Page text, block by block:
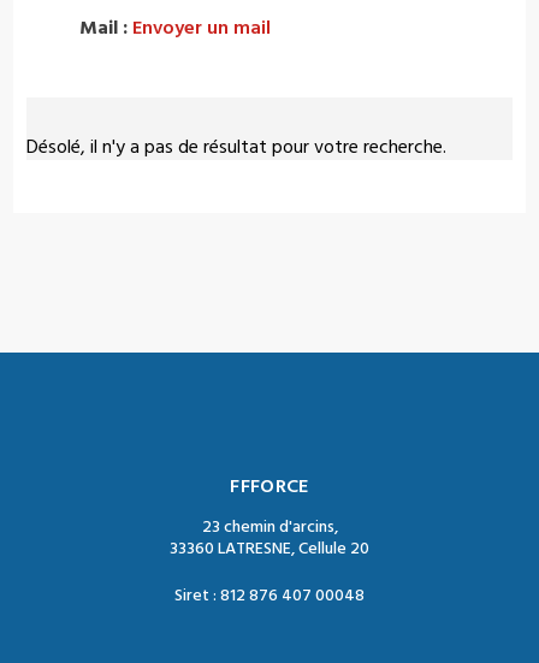
Désolé, il n'y a pas de résultat pour votre recherche.
Mail : Envoyer un mail
FFFORCE
23 chemin d'arcins,
33360 LATRESNE, Cellule 20
Siret : 812 876 407 00048